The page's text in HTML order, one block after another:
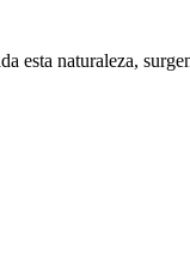
naturaleza,